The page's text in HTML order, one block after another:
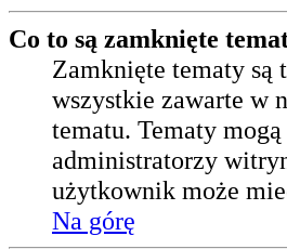
Co to są zamknięte
Zamknięte tematy są
wszystkie zawarte w
tematu. Tematy
administratorzy
użytkownik może
Na górę